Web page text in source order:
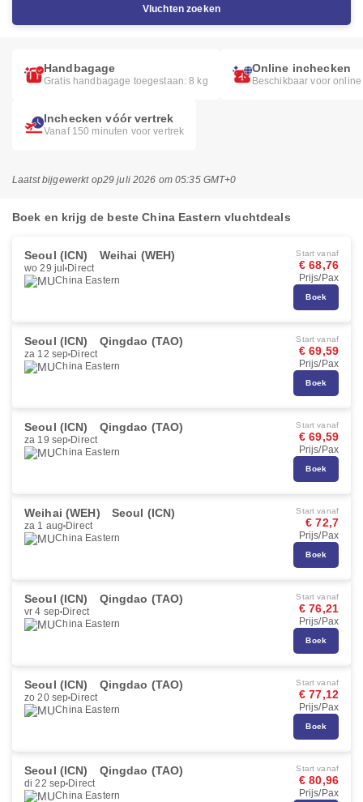
Vluchten zoeken
Handbagage
Gratis handbagage toegestaan: 8 kg
Online inchecken
Beschikbaar voor
Inchecken vóór vertrek
Vanaf 150 minuten voor vertrek
Laatst bijgewerkt op29 juli 2026 om 05:35 GMT+0
Boek en krijg de beste China Eastern vluchtdeals
Seoul (ICN) Weihai (WEH)
wo 29 jul Direct
China Eastern
Start vanaf
€ 68,76
Prijs/Pax
Boek
Seoul (ICN) Qingdao (TAO)
za 12 sep Direct
China Eastern
Start vanaf
€ 69,59
Prijs/Pax
Boek
Seoul (ICN) Qingdao (TAO)
za 19 sep Direct
China Eastern
Start vanaf
€ 69,59
Prijs/Pax
Boek
Weihai (WEH) Seoul (ICN)
za 1 aug Direct
China Eastern
Start vanaf
€ 72,7
Prijs/Pax
Boek
Seoul (ICN) Qingdao (TAO)
vr 4 sep Direct
China Eastern
Start vanaf
€ 76,21
Prijs/Pax
Boek
Seoul (ICN) Qingdao (TAO)
zo 20 sep Direct
China Eastern
Start vanaf
€ 77,12
Prijs/Pax
Boek
Seoul (ICN) Qingdao (TAO)
di 22 sep Direct
China Eastern
Start vanaf
€ 80,96
Prijs/Pax